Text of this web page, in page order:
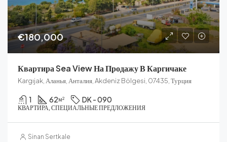
€180,000
Квартира Sea View На Продажу В Каргичаке
Kargıjak, Аланья, Анталия, Akdeniz Bölgesi, 07435, Турция
1 62м² DK - 090
КВАРТИРА, СПЕЦИАЛЬНЫЕ ПРЕДЛОЖЕНИЯ
Sinan Sertkale